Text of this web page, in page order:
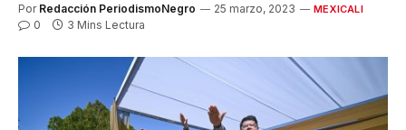
Por Redacción PeriodismoNegro 25 marzo, 2023 MEXICALI
0 3 Mins Lectura